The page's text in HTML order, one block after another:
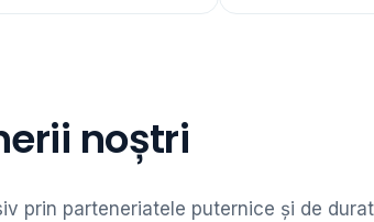
noștri
prin parteneriatele puternice și de